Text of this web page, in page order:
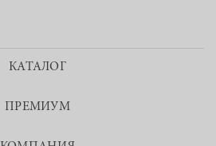
КАТАЛОГ
ПРЕМИУМ